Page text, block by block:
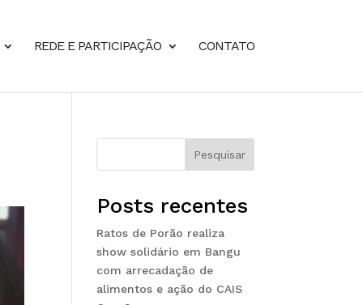
REDE E PARTICIPAÇÃO CONTATO
Pesquisar
Posts recentes
Ratos de Porão realiza
show solidário em Bangu
com arrecadação de
alimentos e ação do CAIS